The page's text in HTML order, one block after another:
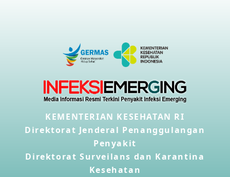
Penyakit virus Hanta di Kapal Pesiar Keberangkatan
Argentina
Penyakit Meningokokus di Vietnam
28 Apr 2026
Kasus Konfirmasi Avian Influenza A(H5N1) Keempat di
Kamboja
KEMENTERIAN KESEHATAN RI
Direktorat Jenderal Penanggulangan
Penyakit
Direktorat Surveilans dan Karantina
Kesehatan